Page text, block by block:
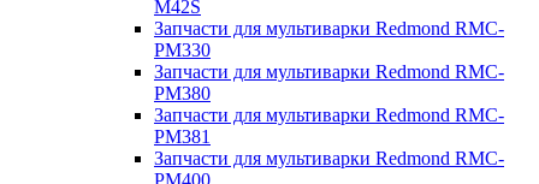
M42S
Запчасти для мультиварки Redmond RMC-
PM330
Запчасти для мультиварки Redmond RMC-
PM380
Запчасти для мультиварки Redmond RMC-
PM381
Запчасти для мультиварки Redmond RMC-
PM400